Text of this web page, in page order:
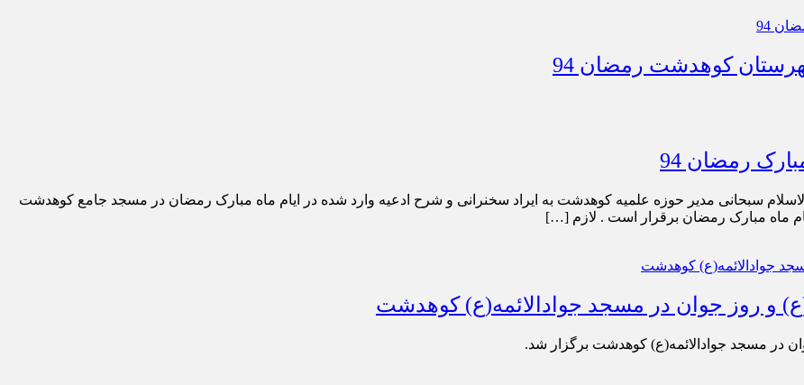
کوهدشت رمضان 94
رمضان 94
سبحانی مدیر حوزه علمیه کوهدشت به ایراد سخنرانی و شرح ادعیه وارد شده در ایام ماه مبارک رمضان در مسجد جامع کوهدشت
ماه مبارک رمضان برقرار است . لازم […]
و روز جوان در مسجد جوادالائمه(ع) کوهدشت
در مسجد جوادالائمه(ع) کوهدشت برگزار شد.